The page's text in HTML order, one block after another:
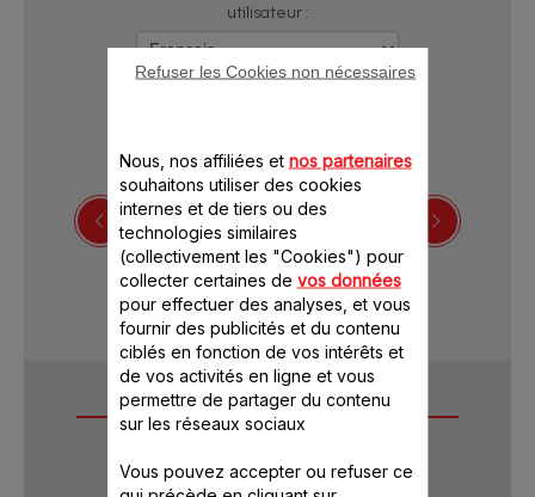
utilisateur :
Télécharger la notice
Questions
Nous, nos affiliées et nos partenaires
souhaitons utiliser des cookies
internes et de tiers ou des
technologies similaires
(collectivement les "Cookies") pour
collecter certaines de vos données
pour effectuer des analyses, et vous
fournir des publicités et du contenu
ciblés en fonction de vos intérêts et
de vos activités en ligne et vous
permettre de partager du contenu
sur les réseaux sociaux
Vous pouvez accepter ou refuser ce
Refuser les Cookies non nécessaires